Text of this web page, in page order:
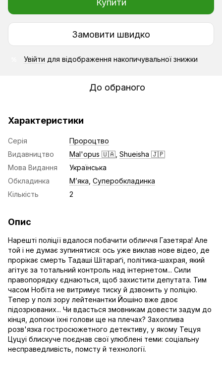
Купити
Замовити швидко
Увійти для відображення накопичувальної знижки
До обраного
Характеристики
Серія
Пророцтво
Видавництво
Mal'opus 🇺🇦 Shueisha 🇯🇵
Мова Видання
Українська
Обкладинка
Мʼяка Суперобкладинка
Кількість
2
Опис
Нарешті поліції вдалося побачити обличчя Газетяра! Але
той і не думає зупинятися: ось уже виклав нове відео, де
прорікає смерть Тадаші Шітараґі, політика-шахрая, який
агітує за тотальний контроль над інтернетом... Сили
правопорядку єднаються, щоб захистити депутата. Тим
часом Нобіта не витримує тиску й дзвонить у поліцію.
Тепер у полі зору лейтенантки Йошіно вже двоє
підозрюваних... Чи вдасться змовникам довести задум до
кінця, допоки їхні голови ще на плечах? Захоплива
розв'язка гостросюжетного детективу, у якому Тецуя
Цуцуі блискуче поєднав свої улюблені теми: соціальну
несправедливість, помсту й технології.